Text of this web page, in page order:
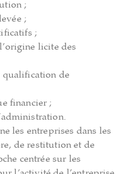
;
;
;
licite des
qualification de
financier ;
les entreprises dans les
de restitution et de
centrée sur les